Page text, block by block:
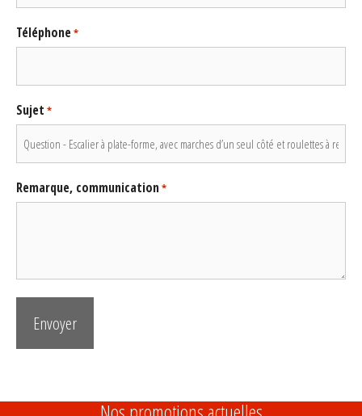
Téléphone*
Sujet *
Remarque, communication*